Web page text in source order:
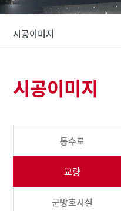
시공이미지
시공이미지
통수로
교량
군방호시설